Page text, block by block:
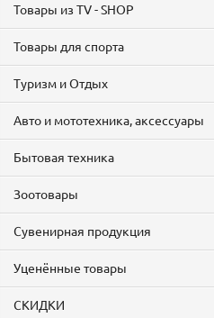
Товары из TV - SHOP
Товары для спорта
Туризм и Отдых
Авто и мототехника, аксессуары
Бытовая техника
Зоотовары
Сувенирная продукция
Уценённые товары
СКИДКИ